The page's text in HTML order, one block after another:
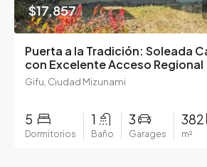
$17,857
Puerta a la Tradición: Soleada
con Excelente Acceso Regional
Gifu, Ciudad Mizunami
5
Dormitorios
1
Baño
3
Garages
382
m²